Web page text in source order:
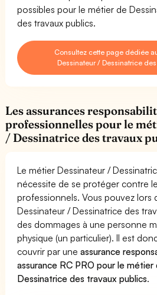
possibles pour le métier de
des travaux publics.
Consultez cette page dédiée
Dessinateur / Dessinatrice
Les assurances
professionnelles pour le
/ Dessinatrice des travaux
Le métier Dessinateur /
nécessite de se protéger contre
professionnels. Vous pouvez lors
Dessinateur / Dessinatrice des
des dommages à une personne
physique (un particulier). Il est
couvrir par uneassurance
assurance RC PRO pour le
Dessinatrice des travaux publics.